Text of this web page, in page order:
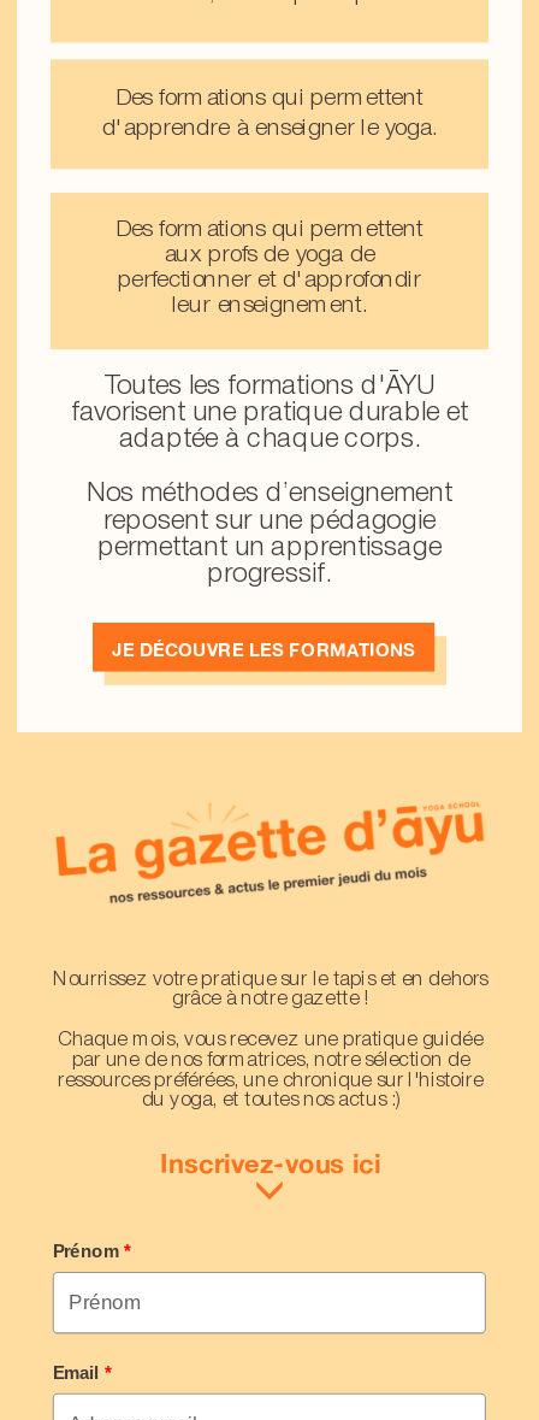
Des formations qui permettent
d'apprendre à enseigner le yoga.
Des formations qui permettent
aux profs de yoga de
perfectionner et d'approfondir
leur enseignement.
Toutes les formations d'ĀYU
favorisent une pratique durable et
adaptée à chaque corps.
Nos méthodes d’enseignement
reposent sur une pédagogie
permettant un apprentissage
progressif.
JE DÉCOUVRE LES FORMATIONS
Nourrissez votre pratique sur le tapis et en dehors
grâce à notre gazette !
Chaque mois, vous recevez une pratique guidée
par une de nos formatrices, notre sélection de
ressources préférées, une chronique sur l'histoire
du yoga, et toutes nos actus :)
Prénom*
Email *
Inscrivez-vous ici